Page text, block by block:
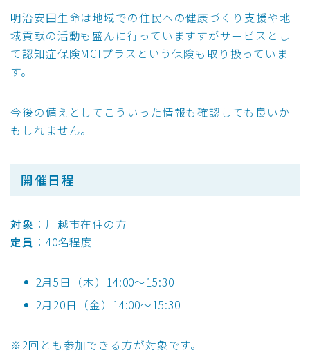
明治安田生命は地域での住民への健康づくり支援や地
域貢献の活動も盛んに行っていますすがサービスとし
て認知症保険MCIプラスという保険も取り扱っていま
す。
今後の備えとしてこういった情報も確認しても良いか
もしれません。
開催日程
対象 ：川越市在住の方
定員 ：40名程度
2月5日（木）14:00〜15:30
2月20日（金）14:00〜15:30
※2回とも参加できる方が対象です。